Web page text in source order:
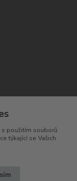
s použitím souborů
týkající se Vašich